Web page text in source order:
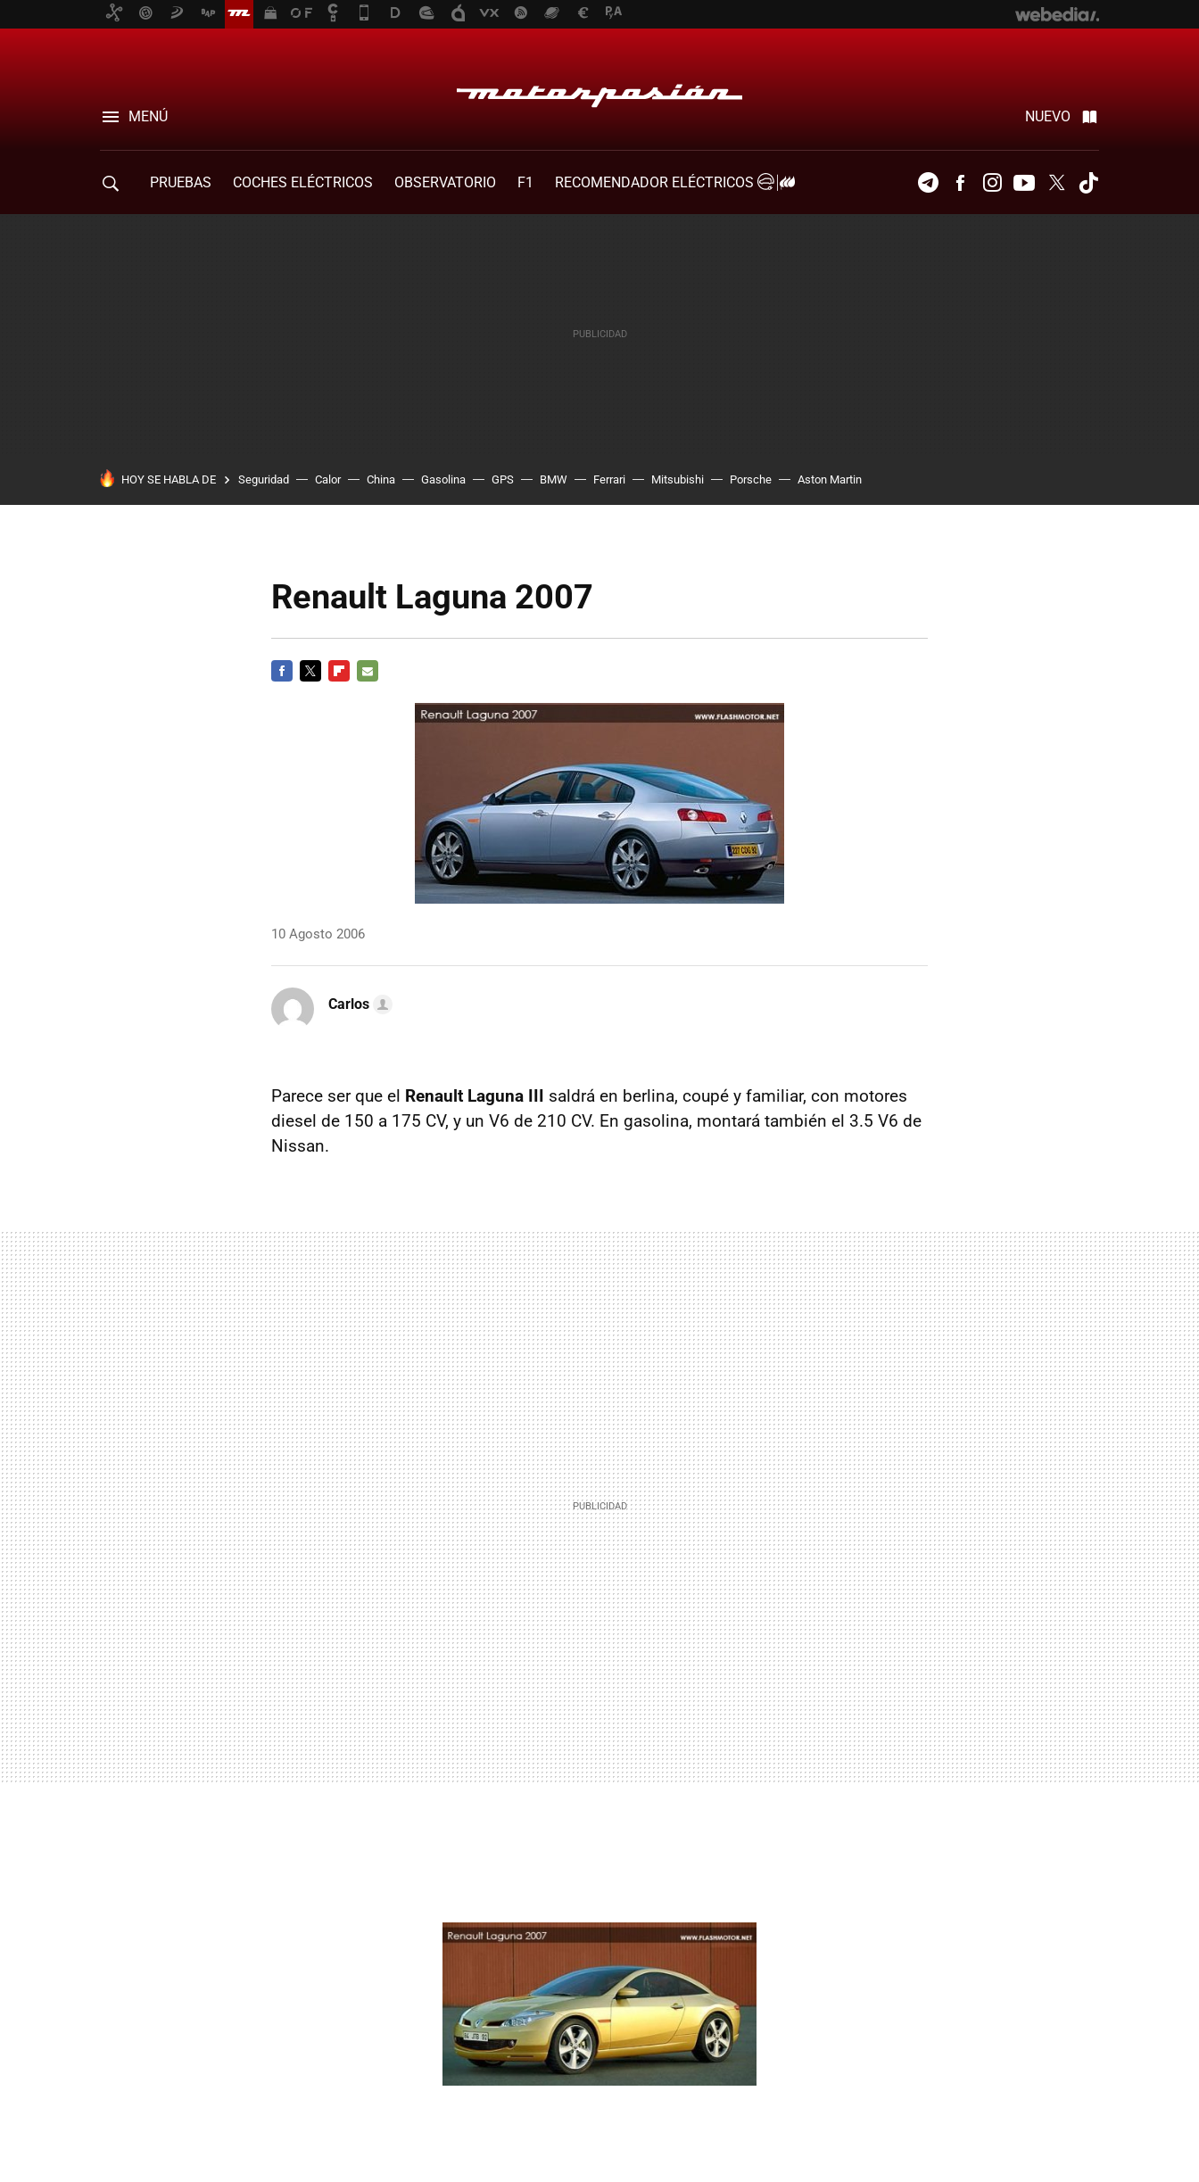
MENÚ NUEVO
PRUEBAS COCHES ELÉCTRICOS OBSERVATORIO F1
RECOMENDADOR ELÉCTRICOS
TelegramFacebookInstagramYoutubeTwitter
HOY SE HABLA DE Seguridad Calor China Gasolina GPS BMW Ferrari Mitsubishi Porsche Aston Martin
Renault Laguna 2007
10 Agosto 2006
Carlos
Parece ser que el Renault Laguna III saldrá en berlina, coupé y familiar, con motores
diesel de 150 a 175 CV, y un V6 de 210 CV. En gasolina, montará también el 3.5 V6 de
Nissan.